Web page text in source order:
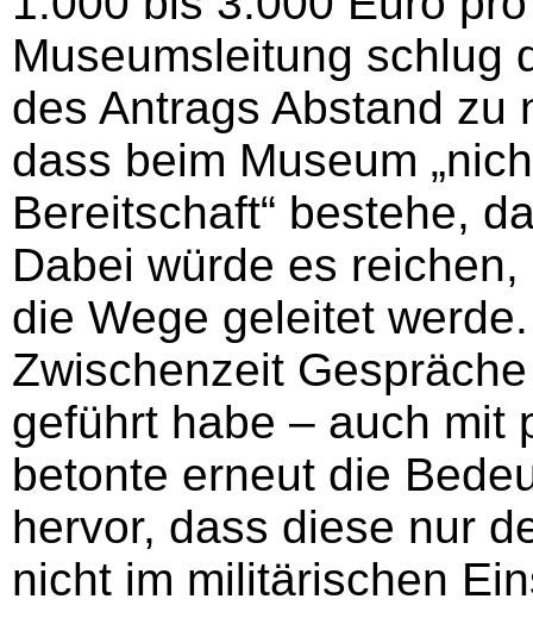
Museumsleitung schlug
des Antrags Abstand zu
dass beim Museum
Bereitschaft“ bestehe,
Dabei würde es
die Wege geleitet
Zwischenzeit
geführt habe – auch mit
betonte erneut die
hervor, dass diese nur
nicht im militärischen